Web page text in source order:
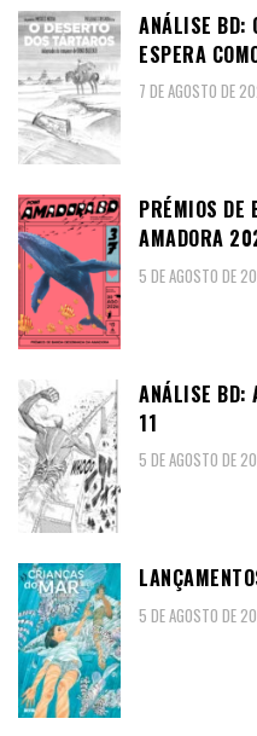
ANÁLISE BD:
ESPERA
7 DE AGOSTO DE
PRÉMIOS DE
AMADORA
5 DE AGOSTO DE
ANÁLISE BD:
11
5 DE AGOSTO DE
5 DE AGOSTO DE